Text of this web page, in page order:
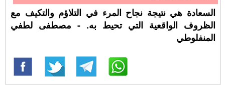
السعادة هي نتيجة نجاح المرء في التلاؤم والتكيف مع
الظروف الواقعية التي تحيط به. - مصطفى لطفي
المنفلوطي